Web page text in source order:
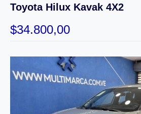
Toyota Hilux Kavak 4X2
$34.800,00